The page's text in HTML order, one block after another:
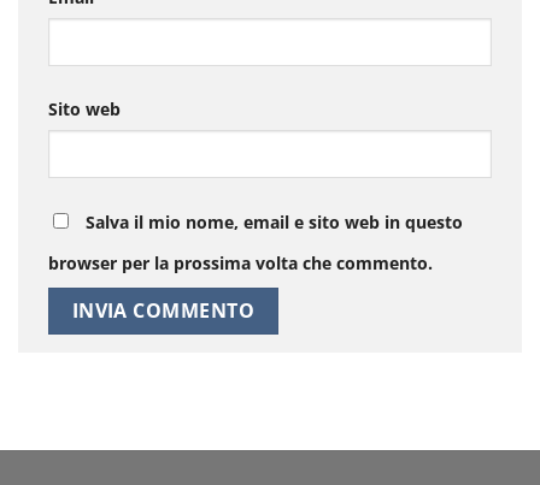
Sito web
Salva il mio nome, email e sito web in questo
browser per la prossima volta che commento.